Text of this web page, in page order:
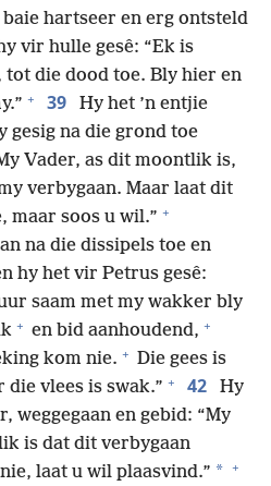
baie hartseer en erg ontsteld
vir hulle gesê: “Ek is
die dood toe. Bly hier en
+ 39
Hy het ’n entjie
gesig na die grond toe
Vader, as dit moontlik is,
verbygaan. Maar laat dit
maar soos u wil.” +
na die dissipels toe en
hy het vir Petrus gesê:
saam met my wakker bly
+ en bid aanhoudend, +
kom nie. + Die gees is
die vlees is swak.” + 42
Hy
weggegaan en gebid: “My
is dat dit verbygaan
laat u wil plaasvind.” * +